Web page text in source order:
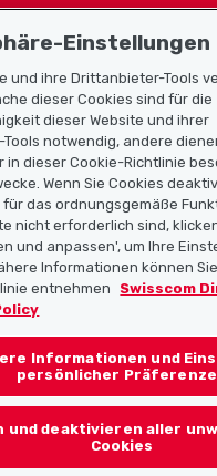
herunterladen
Einstellungen
und ihre Drittanbieter-Tools
dieser Cookies sind für die
dieser Website und ihrer
notwendig, andere
in dieser Cookie-Richtlinie
Wenn Sie Cookies
für das ordnungsgemäße
nicht erforderlich sind,
und anpassen', um Ihre
Informationen können
entnehmen
Swisscom
Informationen und
persönlicher
und deaktivieren aller
Cookies